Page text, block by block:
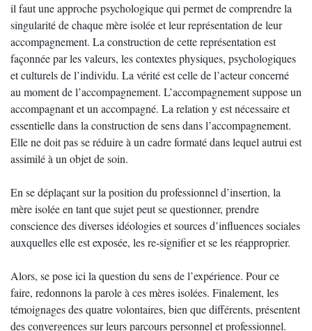
il faut une approche psychologique qui permet de comprendre la
singularité de chaque mère isolée et leur représentation de leur
accompagnement. La construction de cette représentation est
façonnée par les valeurs, les contextes physiques, psychologiques
et culturels de l’individu. La vérité est celle de l’acteur concerné
au moment de l’accompagnement. L’accompagnement suppose un
accompagnant et un accompagné. La relation y est nécessaire et
essentielle dans la construction de sens dans l’accompagnement.
Elle ne doit pas se réduire à un cadre formaté dans lequel autrui est
assimilé à un objet de soin.
En se déplaçant sur la position du professionnel d’insertion, la
mère isolée en tant que sujet peut se questionner, prendre
conscience des diverses idéologies et sources d’influences sociales
auxquelles elle est exposée, les re-signifier et se les réapproprier.
Alors, se pose ici la question du sens de l’expérience. Pour ce
faire, redonnons la parole à ces mères isolées. Finalement, les
témoignages des quatre volontaires, bien que différents, présentent
des convergences sur leurs parcours personnel et professionnel.